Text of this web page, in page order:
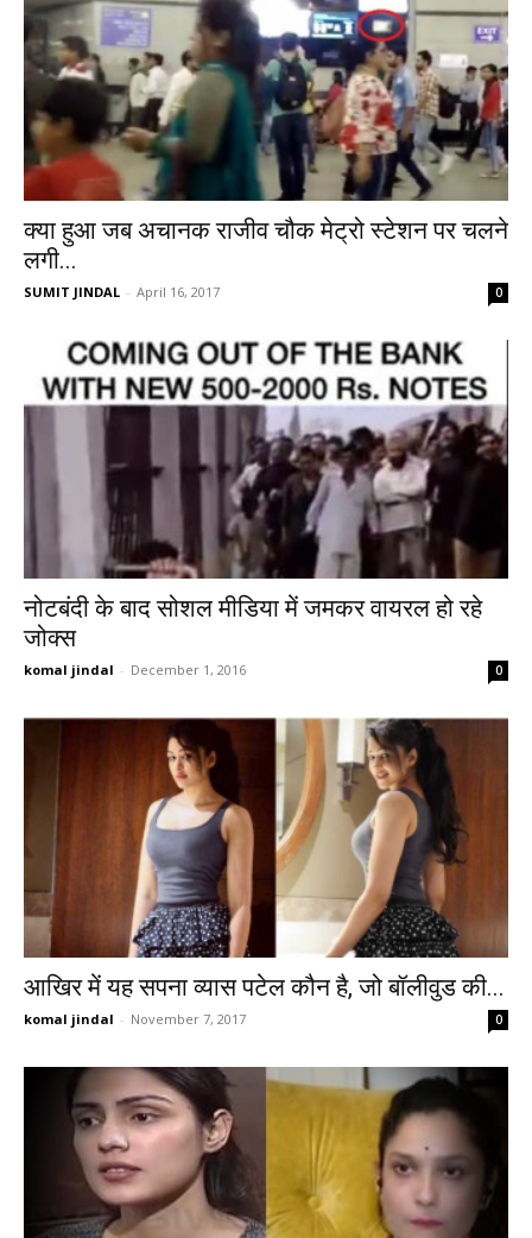
क्या हुआ जब अचानक राजीव चौक मेट्रो स्टेशन पर चलने
लगी...
SUMIT JINDAL - April 16, 2017 0
नोटबंदी के बाद सोशल मीडिया में जमकर वायरल हो रहे
जोक्स
komal jindal - December 1, 2016 0
आखिर में यह सपना व्यास पटेल कौन है, जो बॉलीवुड की...
komal jindal - November 7, 2017 0